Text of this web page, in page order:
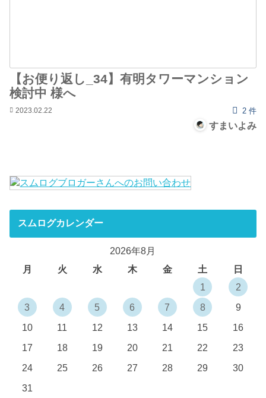
【お便り返し_34】有明タワーマンション
検討中 様へ
2023.02.22 2 件
すまいよみ
スムログカレンダー
2026年8月
月
火 水 木 金 土
日
1
2
3
4 5 6 7 8
9
10
11 12 13 14 15
16
17
18 19 20 21 22
23
24
25 26 27 28 29
30
31